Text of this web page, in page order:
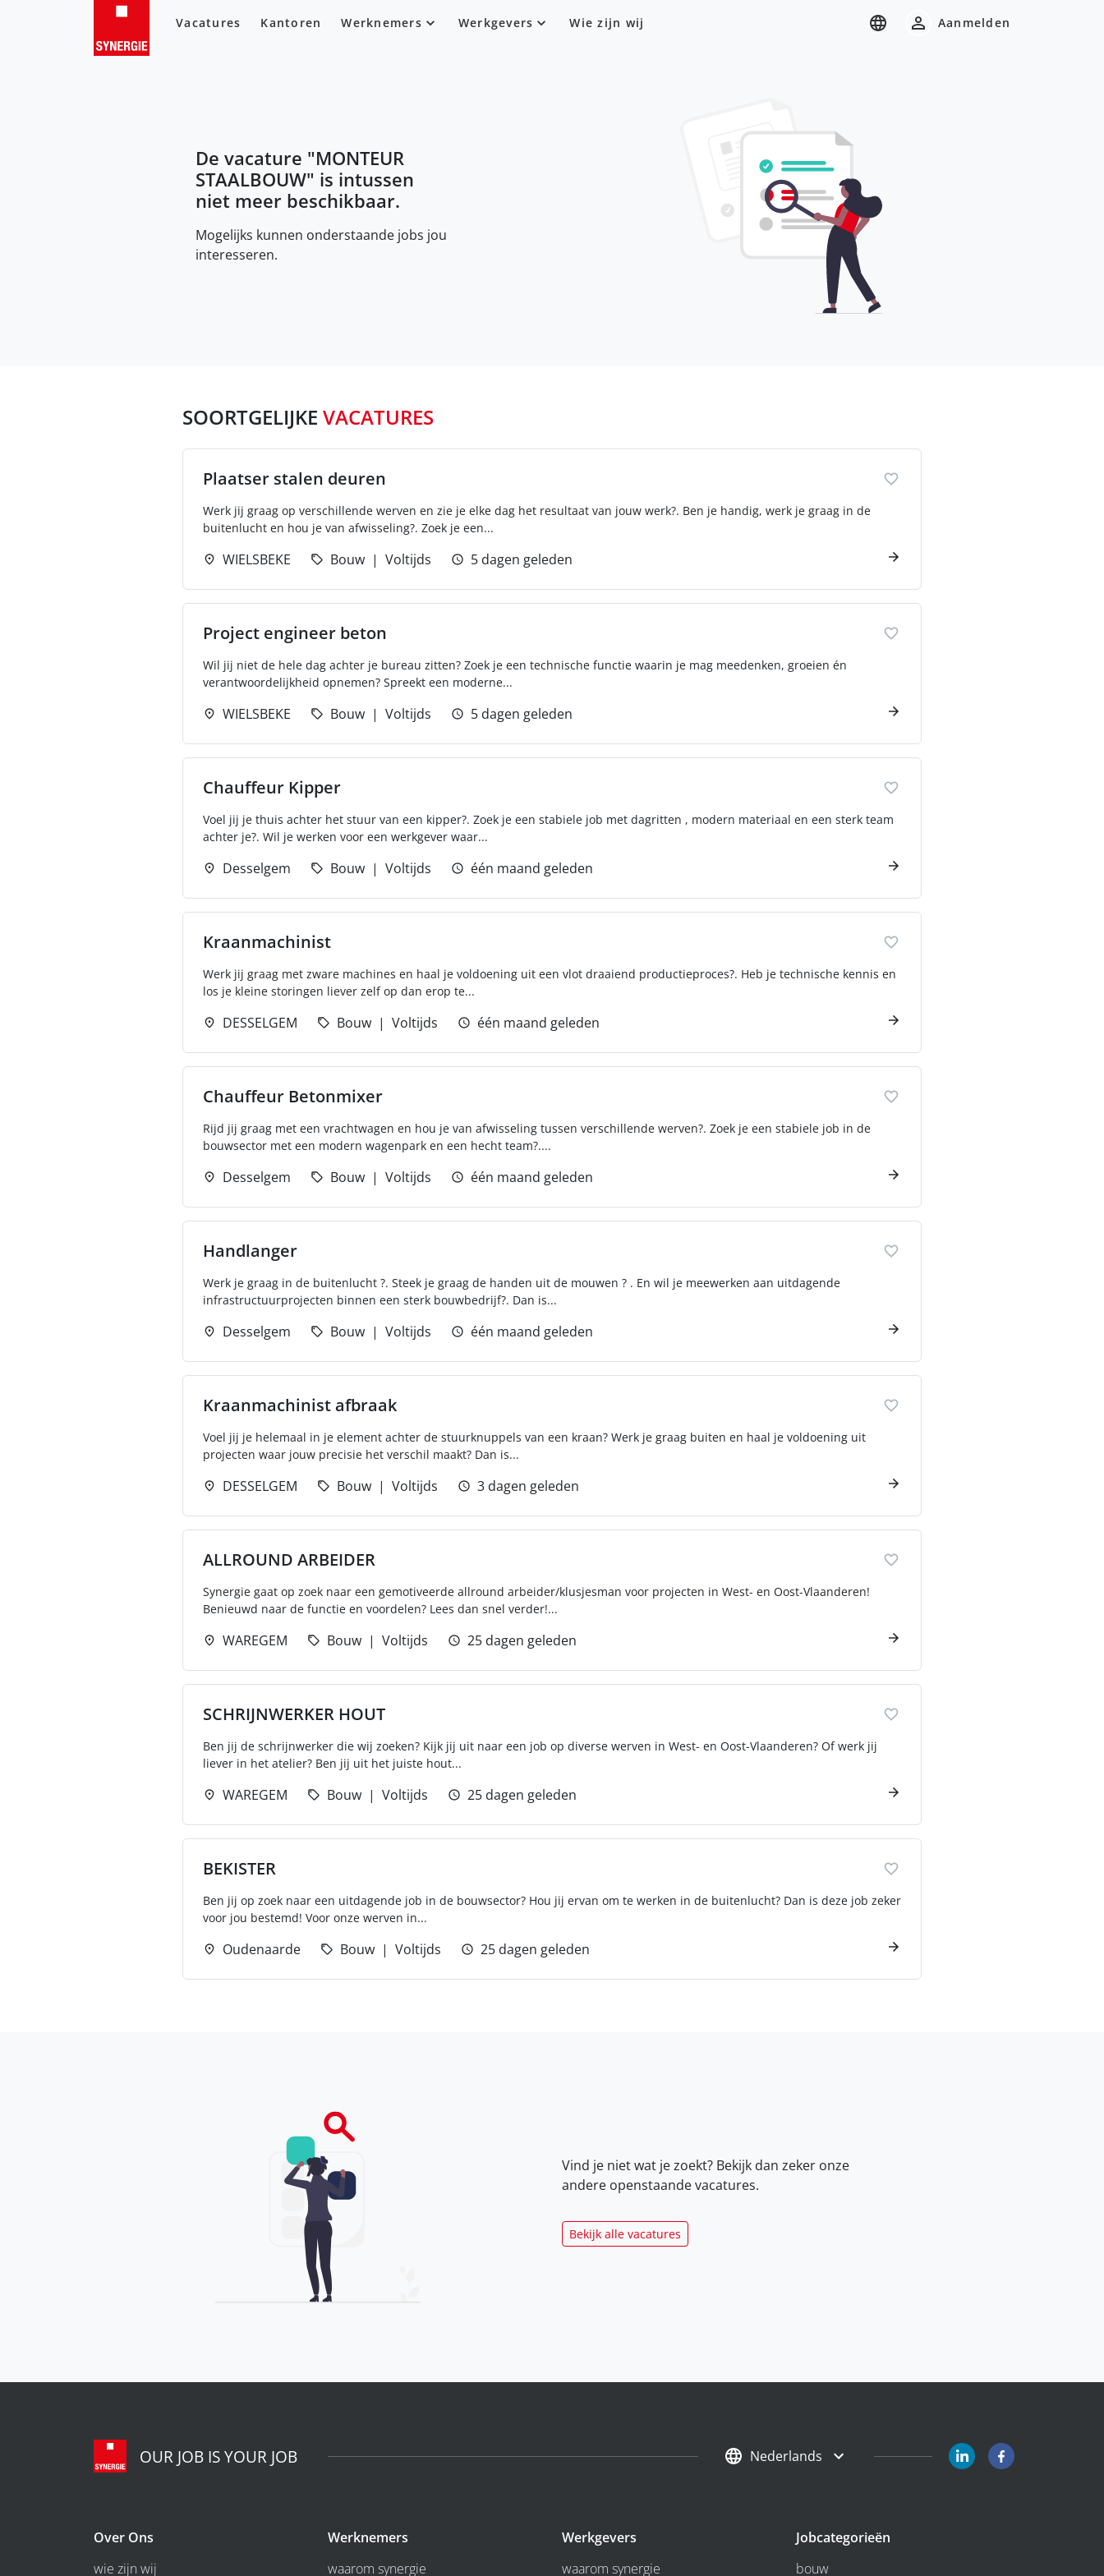
Vacatures Kantoren Werknemers Werkgevers Wie zijn wij Aanmelden
De vacature "MONTEUR
STAALBOUW" is intussen
niet meer beschikbaar.
Mogelijks kunnen onderstaande jobs jou
interesseren.
SOORTGELIJKE VACATURES
Plaatser stalen deuren
Werk jij graag op verschillende werven en zie je elke dag het resultaat van jouw werk?. Ben je handig, werk je graag in de
buitenlucht en hou je van afwisseling?. Zoek je een...
WIELSBEKE Bouw Voltijds 5 dagen geleden
Project engineer beton
Wil jij niet de hele dag achter je bureau zitten? Zoek je een technische functie waarin je mag meedenken, groeien én
verantwoordelijkheid opnemen? Spreekt een moderne...
WIELSBEKE Bouw Voltijds 5 dagen geleden
Chauffeur Kipper
Voel jij je thuis achter het stuur van een kipper?. Zoek je een stabiele job met dagritten , modern materiaal en een sterk team
achter je?. Wil je werken voor een werkgever waar...
Desselgem Bouw Voltijds één maand geleden
Kraanmachinist
Werk jij graag met zware machines en haal je voldoening uit een vlot draaiend productieproces?. Heb je technische kennis en
los je kleine storingen liever zelf op dan erop te...
DESSELGEM Bouw Voltijds één maand geleden
Chauffeur Betonmixer
Rijd jij graag met een vrachtwagen en hou je van afwisseling tussen verschillende werven?. Zoek je een stabiele job in de
bouwsector met een modern wagenpark en een hecht team?....
Desselgem Bouw Voltijds één maand geleden
Handlanger
Werk je graag in de buitenlucht ?. Steek je graag de handen uit de mouwen ? . En wil je meewerken aan uitdagende
infrastructuurprojecten binnen een sterk bouwbedrijf?. Dan is...
Desselgem Bouw Voltijds één maand geleden
Kraanmachinist afbraak
Voel jij je helemaal in je element achter de stuurknuppels van een kraan? Werk je graag buiten en haal je voldoening uit
projecten waar jouw precisie het verschil maakt? Dan is...
DESSELGEM Bouw Voltijds 3 dagen geleden
ALLROUND ARBEIDER
Synergie gaat op zoek naar een gemotiveerde allround arbeider/klusjesman voor projecten in West- en Oost-Vlaanderen!
Benieuwd naar de functie en voordelen? Lees dan snel verder!...
WAREGEM Bouw Voltijds 25 dagen geleden
SCHRIJNWERKER HOUT
Ben jij de schrijnwerker die wij zoeken? Kijk jij uit naar een job op diverse werven in West- en Oost-Vlaanderen? Of werk jij
liever in het atelier? Ben jij uit het juiste hout...
WAREGEM Bouw Voltijds 25 dagen geleden
BEKISTER
Ben jij op zoek naar een uitdagende job in de bouwsector? Hou jij ervan om te werken in de buitenlucht? Dan is deze job zeker
voor jou bestemd! Voor onze werven in...
Oudenaarde Bouw Voltijds 25 dagen geleden
Vind je niet wat je zoekt? Bekijk dan zeker onze
andere openstaande vacatures.
Bekijk alle vacatures
OUR JOB IS YOUR JOB Nederlands
Over Ons
wie zijn wij
Werknemers
waarom synergie
Werkgevers
waarom synergie
Jobcategorieën
bouw